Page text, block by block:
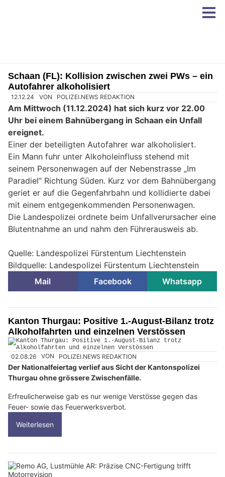
Schaan (FL): Kollision zwischen zwei PWs – ein
Autofahrer alkoholisiert
12.12.24 VON POLIZEI.NEWS REDAKTION
Am Mittwoch (11.12.2024) hat sich kurz vor 22.00
Uhr bei einem Bahnübergang in Schaan ein Unfall
ereignet.
Einer der beteiligten Autofahrer war alkoholisiert.
Ein Mann fuhr unter Alkoholeinfluss stehend mit
seinem Personenwagen auf der Nebenstrasse „Im
Paradiel“ Richtung Süden. Kurz vor dem Bahnübergang
geriet er auf die Gegenfahrbahn und kollidierte dabei
mit einem entgegenkommenden Personenwagen.
Die Landespolizei ordnete beim Unfallverursacher eine
Blutentnahme an und nahm den Führerausweis ab.
Quelle: Landespolizei Fürstentum Liechtenstein
Bildquelle: Landespolizei Fürstentum Liechtenstein
Mail
Facebook Whatsapp
Kanton Thurgau: Positive 1.-August-Bilanz trotz
Alkoholfahrten und einzelnen Verstössen
02.08.26 VON POLIZEI.NEWS REDAKTION
Der Nationalfeiertag verlief aus Sicht der Kantonspolizei
Thurgau ohne grössere Zwischenfälle.
Erfreulicherweise gab es nur wenige Verstösse gegen das
Feuer- sowie das Feuerwerksverbot.
Weiterlesen